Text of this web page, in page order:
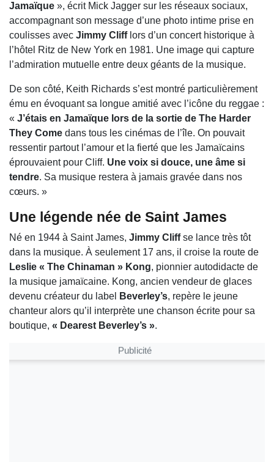
Jamaïque », écrit Mick Jagger sur les réseaux sociaux,
accompagnant son message d’une photo intime prise en
coulisses avec Jimmy Clifflors d’un concert historique à
l’hôtel Ritz de New York en 1981. Une image qui capture
l’admiration mutuelle entre deux géants de la musique.
De son côté, Keith Richards s’est montré particulièrement
ému en évoquant sa longue amitié avec l’icône du reggae :
« J’étais en Jamaïque lors de la sortie de The Harder
They Come dans tous les cinémas de l’île. On pouvait
ressentir partout l’amour et la fierté que les Jamaïcains
éprouvaient pour Cliff. Une voix si douce, une âme si
tendre. Sa musique restera à jamais gravée dans nos
cœurs. »
Une légende née de Saint James
Né en 1944 à Saint James, Jimmy Cliffse lance très tôt
dans la musique. À seulement 17 ans, il croise la route de
Leslie « The Chinaman » Kong, pionnier autodidacte de
la musique jamaïcaine. Kong, ancien vendeur de glaces
devenu créateur du label
Beverley’s, repère le jeune
chanteur alors qu’il interprète une chanson écrite pour sa
boutique, « Dearest Beverley’s ».
Publicité